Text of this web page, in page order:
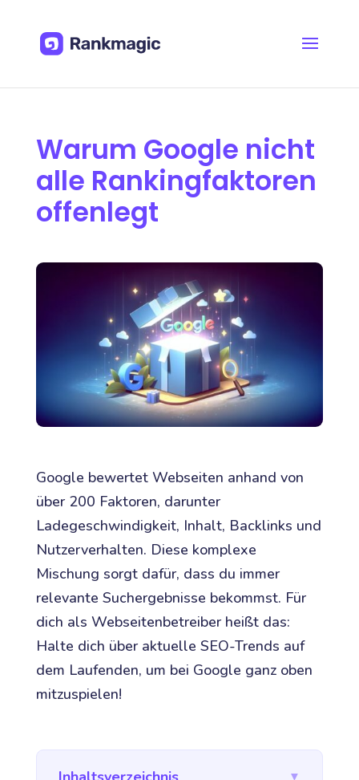
Warum Google nicht
alle Rankingfaktoren
offenlegt
Google bewertet Webseiten anhand von
über 200 Faktoren, darunter
Ladegeschwindigkeit, Inhalt, Backlinks und
Nutzerverhalten. Diese komplexe
Mischung sorgt dafür, dass du immer
relevante Suchergebnisse bekommst. Für
dich als Webseitenbetreiber heißt das:
Halte dich über aktuelle SEO-Trends auf
dem Laufenden, um bei Google ganz oben
mitzuspielen!
▼